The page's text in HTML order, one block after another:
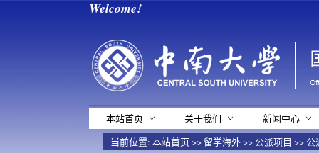
Welcome!
本站首页 关于我们
新闻中心
当前位置: 本站首页>> 留学海外>> 公派项目 >> 公